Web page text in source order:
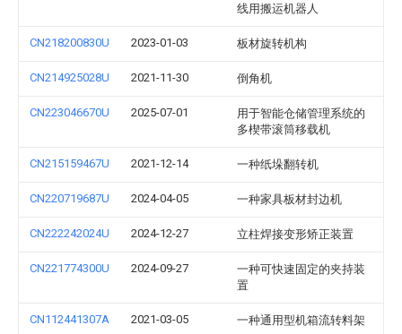
线用搬运机器人
CN218200830U 2023-01-03 板材旋转机构
CN214925028U 2021-11-30 倒角机
CN223046670U 2025-07-01
用于智能仓储管理系统的
多楔带滚筒移载机
CN215159467U 2021-12-14 一种纸垛翻转机
CN220719687U 2024-04-05 一种家具板材封边机
CN222242024U 2024-12-27 立柱焊接变形矫正装置
CN221774300U 2024-09-27
一种可快速固定的夹持装
置
CN112441307A 2021-03-05 一种通用型机箱流转料架